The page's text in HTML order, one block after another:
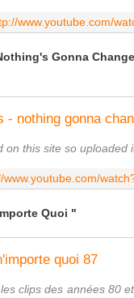
www.youtube.com/
Gonna
on this site so uploaded
www.youtube.com/
Quoi "
quoi 87
clips des années 80